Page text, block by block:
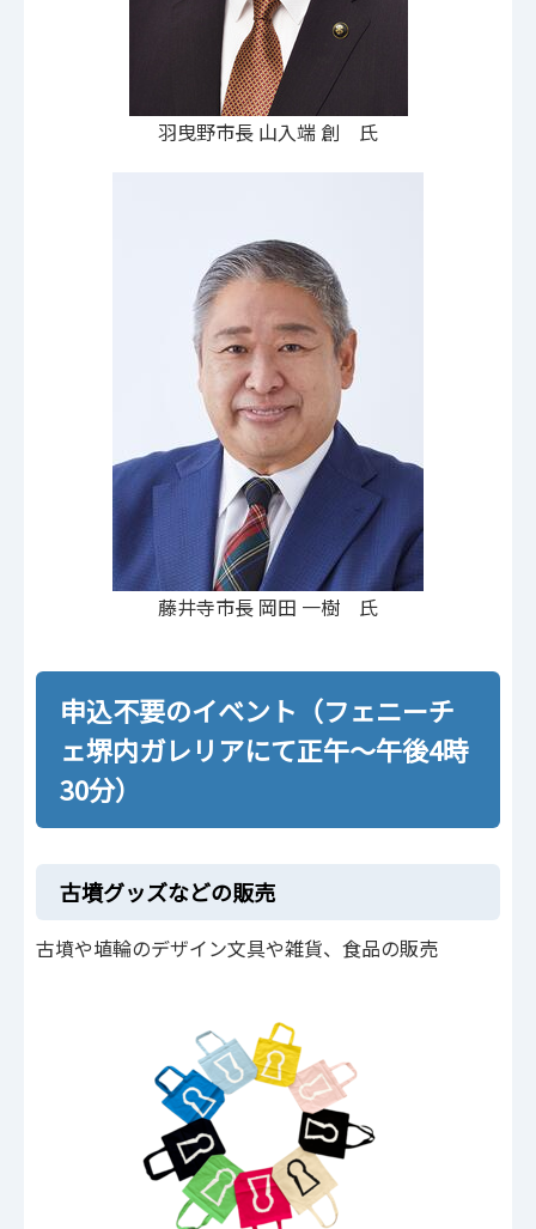
羽曳野市長 山入端 創 氏
藤井寺市長 岡田 一樹 氏
申込不要のイベント（フェニーチ
ェ堺内ガレリアにて正午～午後4時
30分）
古墳グッズなどの販売
古墳や埴輪のデザイン文具や雑貨、食品の販売